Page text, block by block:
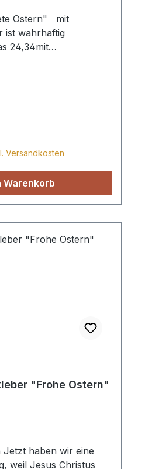
Ostern" mit
ist wahrhaftig
24,34mit
Versandkosten
Warenkorb
"Frohe Ostern"
Jetzt haben wir eine
weil Jesus Christus